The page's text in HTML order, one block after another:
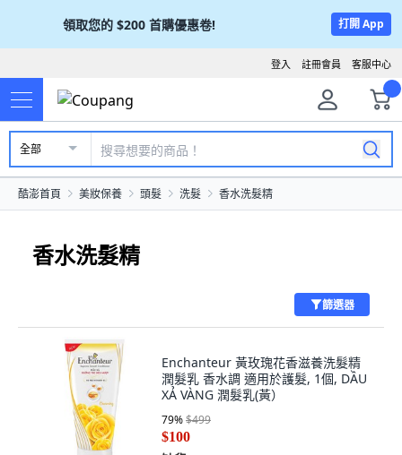
領取您的 $200 首購優惠卷! 打開 App
客服中心
註冊會員
登入
全部
酷澎首頁 美妝保養 頭髮 洗髮 香水洗髮精
香水洗髮精
篩選器
Enchanteur 黃玫瑰花香滋養洗髮精
潤髮乳 香水調 適用於護髮, 1個, DẦU
XẢ VÀNG 潤髮乳(黃）
79%$499
$100